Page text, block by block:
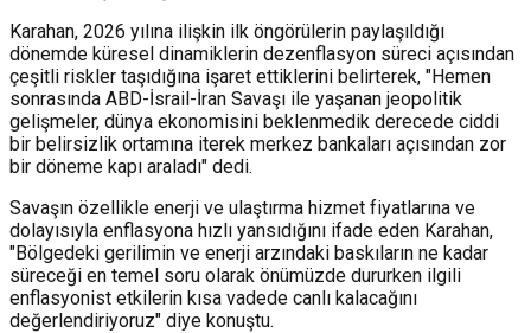
Karahan, 2026 yılına ilişkin ilk öngörülerin paylaşıldığı
dönemde küresel dinamiklerin dezenflasyon süreci açısından
çeşitli riskler taşıdığına işaret ettiklerini belirterek, "Hemen
sonrasında ABD-İsrail-İran Savaşı ile yaşanan jeopolitik
gelişmeler, dünya ekonomisini beklenmedik derecede ciddi
bir belirsizlik ortamına iterek merkez bankaları açısından zor
bir döneme kapı araladı" dedi.
Savaşın özellikle enerji ve ulaştırma hizmet fiyatlarına ve
dolayısıyla enflasyona hızlı yansıdığını ifade eden Karahan,
"Bölgedeki gerilimin ve enerji arzındaki baskıların ne kadar
süreceği en temel soru olarak önümüzde dururken ilgili
enflasyonist etkilerin kısa vadede canlı kalacağını
değerlendiriyoruz" diye konuştu.